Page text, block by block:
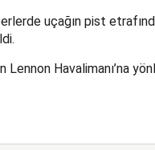
uçağın pist
Havalimanı’na